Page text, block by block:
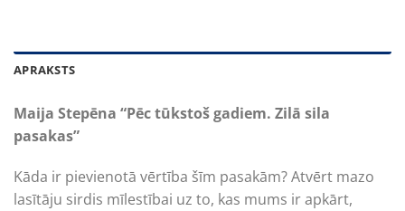
APRAKSTS
Maija Stepēna “Pēc tūkstoš gadiem. Zilā sila
pasakas”
Kāda ir pievienotā vērtība šīm pasakām? Atvērt mazo
lasītāju sirdis mīlestībai uz to, kas mums ir apkārt,